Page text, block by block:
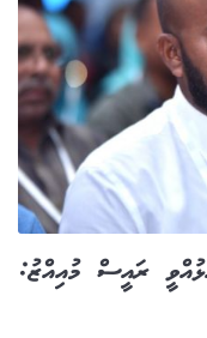
ރައީސް މުއިއްޒު: